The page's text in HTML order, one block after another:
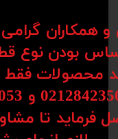
همکاران
بودن نوع
کد محصولات
و 09122196053​​​​​​​ تماس
فرماید تا